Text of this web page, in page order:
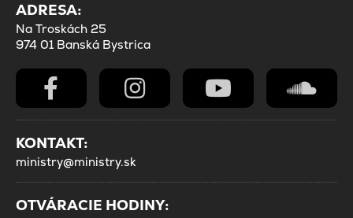
ADRESA:
Na Troskách 25
974 01 Banská Bystrica
KONTAKT:
ministry@ministry.sk
OTVÁRACIE HODINY: